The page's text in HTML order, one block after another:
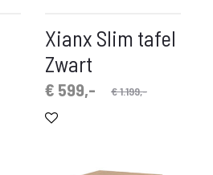
Xianx Slim tafel
Zwart
€1.199,-
Oorspronkelijke
€ 599,-
Huidige
prijs